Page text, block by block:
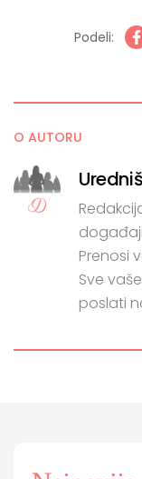
Podeli:
O AUTORU
Prenosi
Sve
poslati